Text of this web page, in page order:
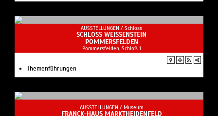
AUSSTELLUNGEN / Schloss
SCHLOSS WEISSENSTEIN
POMMERSFELDEN
Pommersfelden, Schloß 1
Themenführungen
AUSSTELLUNGEN / Museum
FRANCK-HAUS MARKTHEIDENFELD